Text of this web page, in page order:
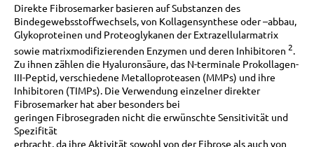
Direkte Fibrosemarker basieren auf Substanzen des
Bindegewebsstoffwechsels, von Kollagensynthese oder –abbau,
Glykoproteinen und Proteoglykanen der Extrazellularmatrix
sowie matrixmodifizierenden Enzymen und deren Inhibitoren 2
Zu ihnen zählen die Hyaluronsäure, das N-terminale Prokollagen-
III-Peptid, verschiedene Metalloproteasen (MMPs) und ihre
Inhibitoren (TIMPs). Die Verwendung einzelner direkter
Fibrosemarker hat aber besonders bei
geringen Fibrosegraden nicht die erwünschte Sensitivität und
Spezifität
erbracht, da ihre Aktivität sowohl von der Fibrose als auch von